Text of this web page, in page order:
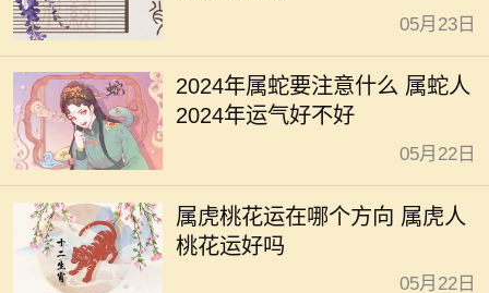
05月23日
2024年属蛇要注意什么 属蛇人
2024年运气好不好
05月22日
属虎桃花运在哪个方向 属虎人
桃花运好吗
05月22日